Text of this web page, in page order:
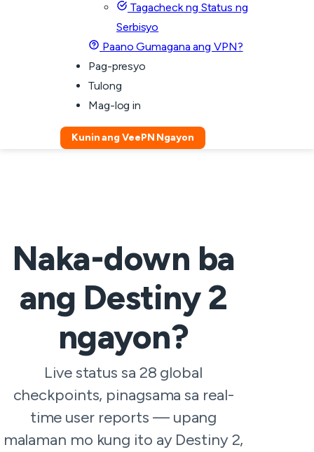
Tagacheck ng Status ng
Serbisyo
Paano Gumagana ang VPN?
Pag-presyo
Tulong
Mag-log in
Kunin ang VeePN Ngayon
Naka-down ba
ang Destiny 2
ngayon?
Live status sa 28 global
checkpoints, pinagsama sa real-
time user reports — upang
malaman mo kung ito ay Destiny 2,